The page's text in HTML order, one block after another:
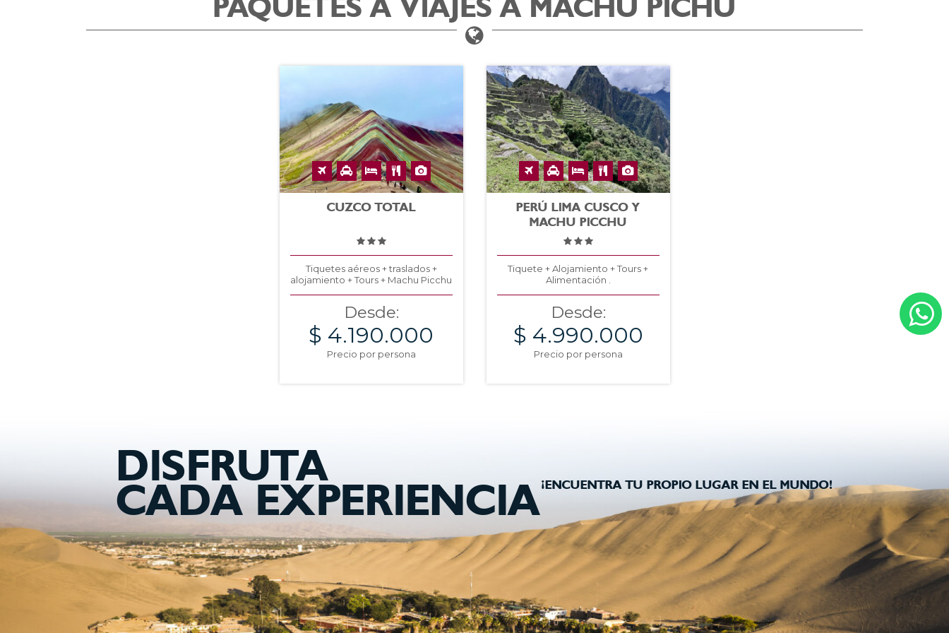
PAQUETES A VIAJES A MACHU PICHU
CUZCO TOTAL
Tiquetes aéreos + traslados +
alojamiento + Tours + Machu Picchu
Desde:
$ 4.190.000
Precio por persona
PERÚ LIMA CUSCO Y
MACHU PICCHU
Tiquete + Alojamiento + Tours +
Alimentación .
Desde:
$ 4.990.000
Precio por persona
DISFRUTA
CADA EXPERIENCIA¡ENCUENTRA TU PROPIO LUGAR EN EL MUNDO!